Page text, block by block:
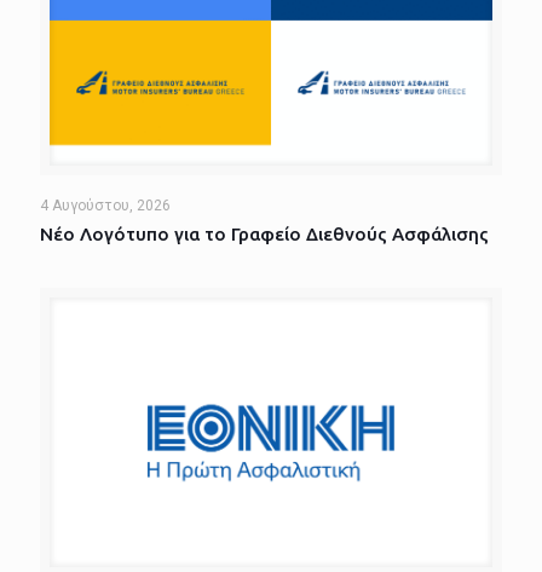
4 Αυγούστου, 2026
Νέο Λογότυπο για το Γραφείο Διεθνούς Ασφάλισης